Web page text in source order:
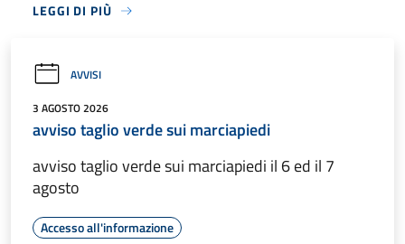
LEGGI DI PIÙ
AVVISI
3 AGOSTO 2026
avviso taglio verde sui marciapiedi
avviso taglio verde sui marciapiedi il 6 ed il 7
agosto
Accesso all'informazione